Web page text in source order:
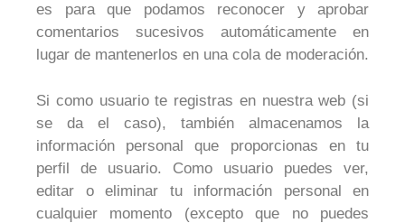
es para que podamos reconocer y aprobar
comentarios sucesivos automáticamente en
lugar de mantenerlos en una cola de moderación.
Si como usuario te registras en nuestra web (si
se da el caso), también almacenamos la
información personal que proporcionas en tu
perfil de usuario. Como usuario puedes ver,
editar o eliminar tu información personal en
cualquier momento (excepto que no puedes